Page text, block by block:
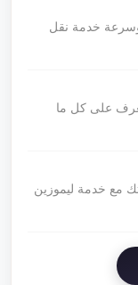
خدمة نقل
على كل ما
مع خدمة ليموزين